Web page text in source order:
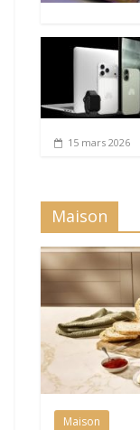
15 mars 2026
Maison
Maison